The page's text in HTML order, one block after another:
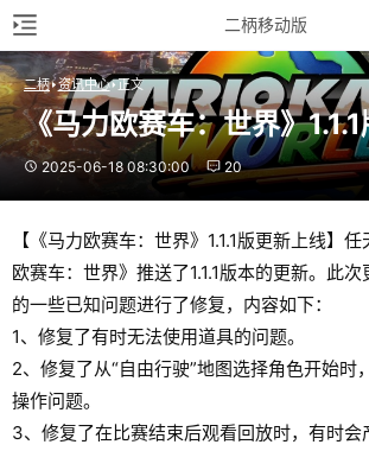
二柄移动版
二柄 资讯中心 正文
《马力欧赛车：世界》
2025-06-18 08:30:00 20
【《马力欧赛车：世界》1.1.1版更新上线】
欧赛车：世界》推送了1.1.1版本的更新。此
的一些已知问题进行了修复，内容如下：
1、修复了有时无法使用道具的问题。
2、修复了从“自由行驶”地图选择角色开始时
操作问题。
3、修复了在比赛结束后观看回放时，有时会